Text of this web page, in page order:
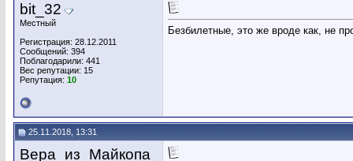
bit_32
Местный
Регистрация: 28.12.2011
Сообщений: 394
Поблагодарили: 441
Вес репутации: 15
Репутация: 10
Безбилетные, это же вроде как, не
25.11.2018, 13:31
Вера_из_Майкопа